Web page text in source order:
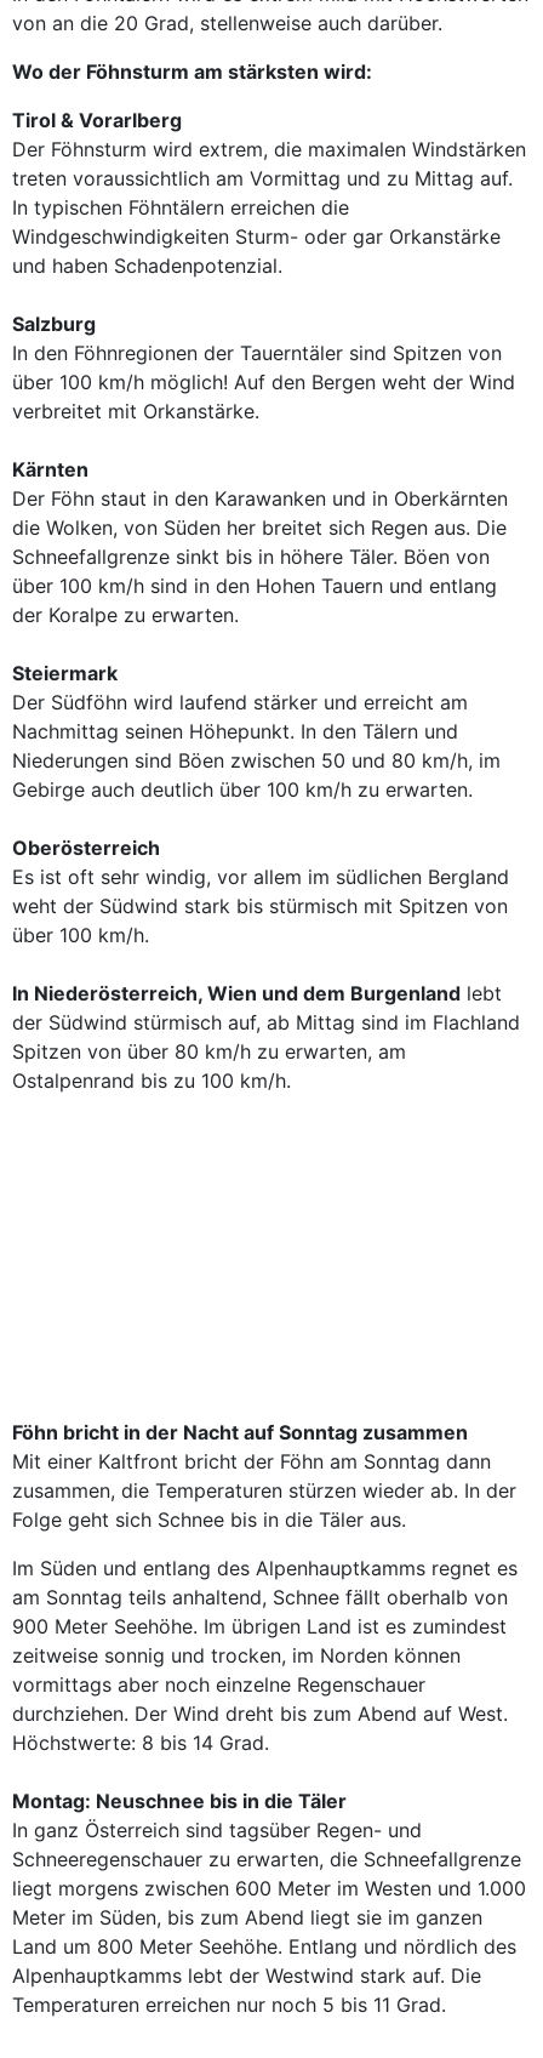
von an die 20 Grad, stellenweise auch darüber.
Wo der Föhnsturm am stärksten wird:
Tirol & Vorarlberg
Der Föhnsturm wird extrem, die maximalen Windstärken
treten voraussichtlich am Vormittag und zu Mittag auf.
In typischen Föhntälern erreichen die
Windgeschwindigkeiten Sturm- oder gar Orkanstärke
und haben Schadenpotenzial.
Salzburg
In den Föhnregionen der Tauerntäler sind Spitzen von
über 100 km/h möglich! Auf den Bergen weht der Wind
verbreitet mit Orkanstärke.
Kärnten
Der Föhn staut in den Karawanken und in Oberkärnten
die Wolken, von Süden her breitet sich Regen aus. Die
Schneefallgrenze sinkt bis in höhere Täler. Böen von
über 100 km/h sind in den Hohen Tauern und entlang
der Koralpe zu erwarten.
Steiermark
Der Südföhn wird laufend stärker und erreicht am
Nachmittag seinen Höhepunkt. In den Tälern und
Niederungen sind Böen zwischen 50 und 80 km/h, im
Gebirge auch deutlich über 100 km/h zu erwarten.
Oberösterreich
Es ist oft sehr windig, vor allem im südlichen Bergland
weht der Südwind stark bis stürmisch mit Spitzen von
über 100 km/h.
In Niederösterreich, Wien und dem Burgenland lebt
der Südwind stürmisch auf, ab Mittag sind im Flachland
Spitzen von über 80 km/h zu erwarten, am
Ostalpenrand bis zu 100 km/h.
Föhn bricht in der Nacht auf Sonntag zusammen
Mit einer Kaltfront bricht der Föhn am Sonntag dann
zusammen, die Temperaturen stürzen wieder ab. In der
Folge geht sich Schnee bis in die Täler aus.
Im Süden und entlang des Alpenhauptkamms regnet es
am Sonntag teils anhaltend, Schnee fällt oberhalb von
900 Meter Seehöhe. Im übrigen Land ist es zumindest
zeitweise sonnig und trocken, im Norden können
vormittags aber noch einzelne Regenschauer
durchziehen. Der Wind dreht bis zum Abend auf West.
Höchstwerte: 8 bis 14 Grad.
Montag: Neuschnee bis in die Täler
In ganz Österreich sind tagsüber Regen- und
Schneeregenschauer zu erwarten, die Schneefallgrenze
liegt morgens zwischen 600 Meter im Westen und 1.000
Meter im Süden, bis zum Abend liegt sie im ganzen
Land um 800 Meter Seehöhe. Entlang und nördlich des
Alpenhauptkamms lebt der Westwind stark auf. Die
Temperaturen erreichen nur noch 5 bis 11 Grad.